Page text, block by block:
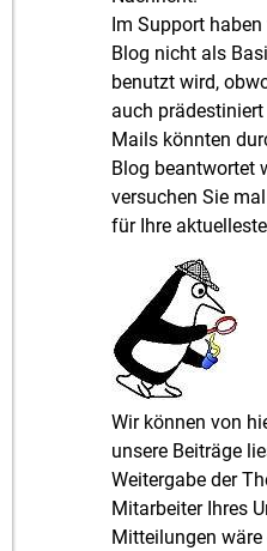
Im Support
Blog nicht als
benutzt wird,
auch
Mails könnten
Blog beantwortet
versuchen Sie
für Ihre
Wir können von
unsere Beiträge
Weitergabe der
Mitarbeiter Ihres
Mitteilungen